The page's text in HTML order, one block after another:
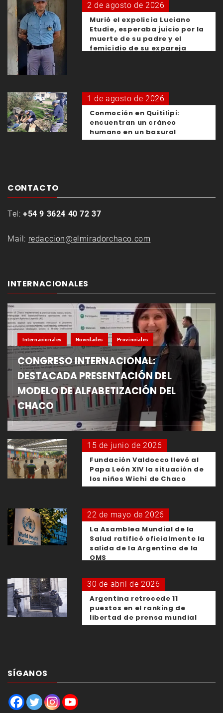
2 de agosto de 2026
Murió el expolicía Luciano
Etudie, esperaba juicio por la
muerte de su padre y el
femicidio de su expareja
1 de agosto de 2026
Conmoción en Quitilipi:
encuentran un cráneo
humano en un basural
CONTACTO
Tel: +54 9 3624 40 72 37
Mail: redaccion@elmiradorchaco.com
INTERNACIONALES
Internacionales Novedades Provinciales
CONGRESO INTERNACIONAL:
DESTACADA PRESENTACIÓN DEL
MODELO DE ALFABETIZACIÓN DEL
CHACO
15 de junio de 2026
Fundación Valdocco llevó al
Papa León XIV la situación de
los niños Wichí de Chaco
22 de mayo de 2026
La Asamblea Mundial de la
Salud ratificó oficialmente la
salida de la Argentina de la
OMS
30 de abril de 2026
Argentina retrocede 11
puestos en el ranking de
libertad de prensa mundial
SÍGANOS